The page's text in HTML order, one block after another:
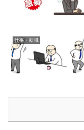
仕事・転職